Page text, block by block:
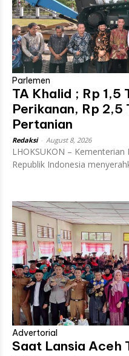
Parlemen
TA Khalid ; Rp 1,5
Perikanan, Rp 2,5
Pertanian
Redaksi August 8, 2026
LHOKSUKON –
Republik Indonesia
Advertorial
Saat Lansia Aceh